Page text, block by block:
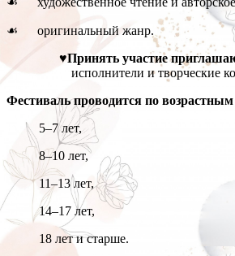
☙ оригинальный жанр.
♥Принять участие
исполнители и творческие
Фестиваль проводится по
5–7 лет,
8–10 лет,
11–13 лет,
14–17 лет,
18 лет и старше.